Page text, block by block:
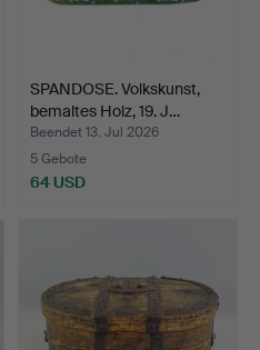
SPANDOSE. Volkskunst,
bemaltes Holz, 19. J…
Beendet 13. Jul 2026
5 Gebote
64 USD